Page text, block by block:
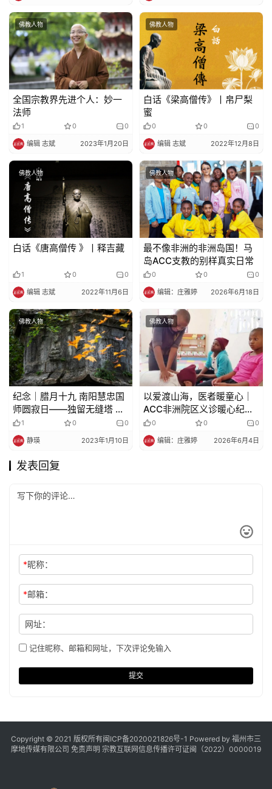
佛教人物
全国宗教界先进个人：妙一
法师
1 0 0
编辑 志斌 2023年1月20日
佛教人物
白话《梁高僧传》丨帛尸梨
蜜
0 0 0
编辑 志斌 2022年12月8日
佛教人物
白话《唐高僧传 》丨释吉藏
1 0 0
编辑 志斌 2022年11月6日
佛教人物
最不像非洲的非洲岛国！马
岛ACC支教的别样真实日常
0 0 0
编辑：庄雅婷 2026年6月18日
佛教人物
纪念｜腊月十九 南阳慧忠国
师圆寂日——独留无缝塔 寒
空照明月
1 0 0
静瑛 2023年1月10日
佛教人物
以爱渡山海，医者暖童心｜
ACC非洲院区义诊暖心纪实
（下）
0 0 0
编辑：庄雅婷 2026年6月4日
发表回复
*昵称：
*邮箱：
网址：
记住昵称、邮箱和网址，下次评论免输入
提交
Copyright © 2021 版权所有闽ICP备2020021826号-1 Powered by 福州市三
摩地传媒有限公司 免责声明 宗教互联网信息传播许可证闽（2022）0000019